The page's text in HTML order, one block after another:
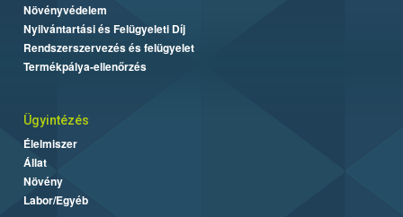
Növényvédelem
Nyilvántartási és Felügyeleti Díj
Rendszerszervezés és felügyelet
Termékpálya-ellenőrzés
Ügyintézés
Élelmiszer
Állat
Növény
Labor/Egyéb